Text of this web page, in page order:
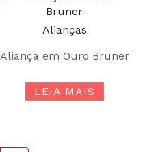
Alianças
Aliança em Ouro Bruner
LEIA MAIS